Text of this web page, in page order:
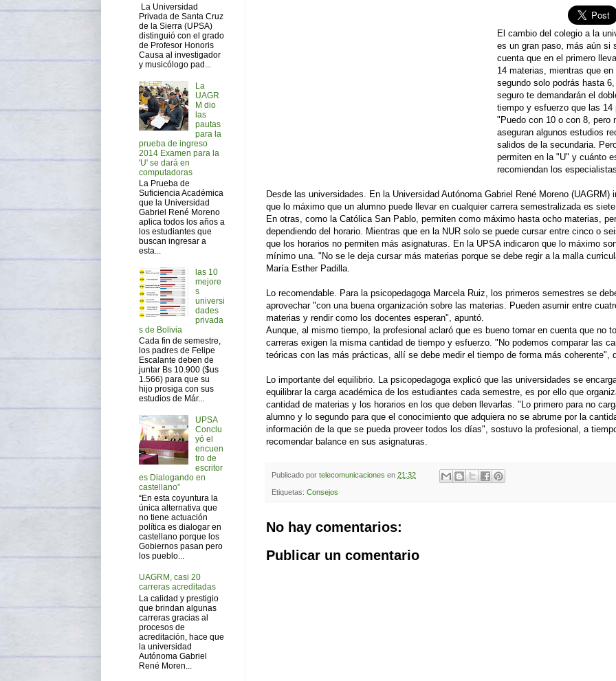
El cambio del colegio a la
es un gran paso, más aún si
cuenta que en el primero
14 materias, mientras que en
segundo solo podrás hasta
seguro te demandarán el
tiempo y esfuerzo que las 14
"Puedo con 10 o con 8, pero
aseguran algunos estudios
salidos de la secundaria.
permiten en la "U" y cuánto
recomiendan los
Desde las universidades. En la Universidad Autónoma Gabriel René Moreno (UAGRM)
que lo máximo que un alumno puede llevar en cualquier carrera semestralizada es
En otras, como la Católica San Pablo, permiten como máximo hasta ocho materias,
dependiendo del horario. Mientras que en la NUR solo se puede cursar entre cinco o
que los horarios no permiten más asignaturas. En la UPSA indicaron que lo máximo
mínimo una. "No se le deja cursar más materias porque se debe regir a la malla
María Esther Padilla.
Lo recomendable. Para la psicopedagoga Marcela Ruiz, los primeros semestres se
aprovechar "con una buena organización sobre las materias. Pueden asumir entre
materias y rendir como los docentes esperan", apuntó.
Aunque, al mismo tiempo, la profesional aclaró que es bueno tomar en cuenta que no
carreras exigen la misma cantidad de tiempo y esfuerzo. "No podemos comparar las
teóricas con las más prácticas, allí se debe medir el tiempo de forma más coherente",
Lo importante del equilibrio. La psicopedagoga explicó que las universidades se
equilibrar la carga académica de los estudiantes cada semestre, es por ello que
cantidad de materias y los horarios en los que deben llevarlas. "Lo primero para no
alumno y lo segundo para que el conocimiento que adquiera no se abrume por la
información de la que se pueda proveer todos los días", sostuvo la profesional, a
recomendar balance en sus asignaturas.
Publicado por telecomunicaciones en 21:32
Etiquetas: Consejos
No hay comentarios:
Publicar un comentario
La Universidad
Privada de Santa Cruz
de la Sierra (UPSA)
distinguió con el grado
de Profesor Honoris
Causa al investigador
y musicólogo pad...
La
UAGR
M dio
las
pautas
para la
prueba de ingreso
2014 Examen para la
'U' se dará en
computadoras
La Prueba de
Suficiencia Académica
que la Universidad
Gabriel René Moreno
aplica todos los años a
los estudiantes que
buscan ingresar a
esta...
las 10
mejore
s
universi
dades
privada
s de Bolivia
Cada fin de semestre,
los padres de Felipe
Escalante deben de
juntar Bs 10.900 ($us
1.566) para que su
hijo prosiga con sus
estudios de Már...
UPSA
Conclu
yó el
encuen
tro de
escritor
es Dialogando en
castellano”
“En esta coyuntura la
única alternativa que
no tiene actuación
política es dialogar en
castellano porque los
Gobiernos pasan pero
los pueblo...
UAGRM, casi 20
carreras acreditadas
La calidad y prestigio
que brindan algunas
carreras gracias al
procesos de
acreditación, hace que
la universidad
Autónoma Gabriel
René Moren...